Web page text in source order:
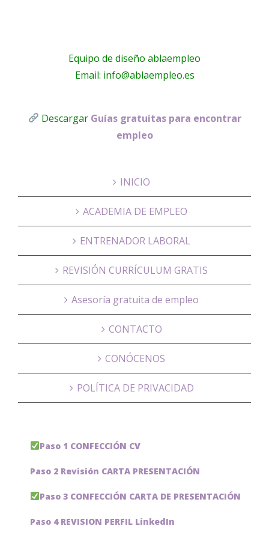
Equipo de diseño ablaempleo
Email: info@ablaempleo.es
Descargar Guías gratuitas para encontrar
empleo
INICIO
ACADEMIA DE EMPLEO
ENTRENADOR LABORAL
REVISIÓN CURRÍCULUM GRATIS
Asesoría gratuita de empleo
CONTACTO
CONÓCENOS
POLÍTICA DE PRIVACIDAD
Paso 1 CONFECCIÓN CV
Paso 2 Revisión CARTA PRESENTACIÓN
Paso 3 CONFECCIÓN CARTA DE PRESENTACIÓN
Paso 4 REVISION PERFIL LinkedIn